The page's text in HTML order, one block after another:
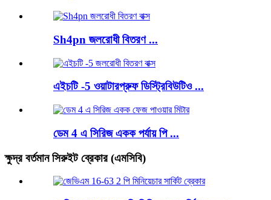
Sh4pn জলরোধী বিতরণ ...
এইচটি -5 ওয়াটারপ্রুফ ডিস্ট্রিবিউটিও ...
ডেম 4 এ সিরিজ একক পর্যায় পি ...
ক্ষুদ্র বর্তমান সিরুইট ব্রেকার (এমসিবি)